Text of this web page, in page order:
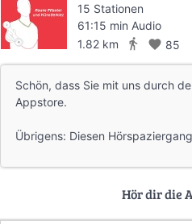
15 Stationen
61:15 min Audio
1.82 km
directions_walk favorite 85
Schön, dass Sie mit uns durch
Appstore.
Übrigens: Diesen
Hör dir die